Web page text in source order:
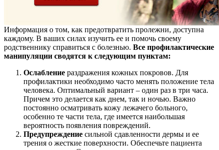
Информация о том, как предотвратить пролежни, доступна
каждому. В ваших силах изучить ее и помочь своему
родственнику справиться с болезнью. Все профилактические
манипуляции сводятся к следующим пунктам:
Ослабление раздражения кожных покровов. Для
профилактики необходимо часто менять положение тела
человека. Оптимальный вариант – один раз в три часа.
Причем это делается как днем, так и ночью. Важно
постоянно осматривать кожу лежачего больного,
особенно те части тела, где имеется наибольшая
вероятность появления повреждений.
Предупреждение сильной сдавленности дермы и ее
трения о жесткие поверхности. Обеспечьте пациента